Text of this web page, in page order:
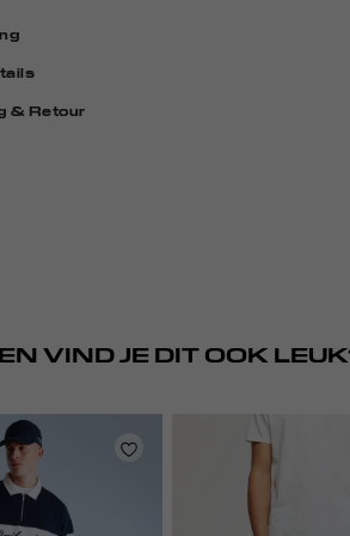
& Retour
VIND JE DIT OOK